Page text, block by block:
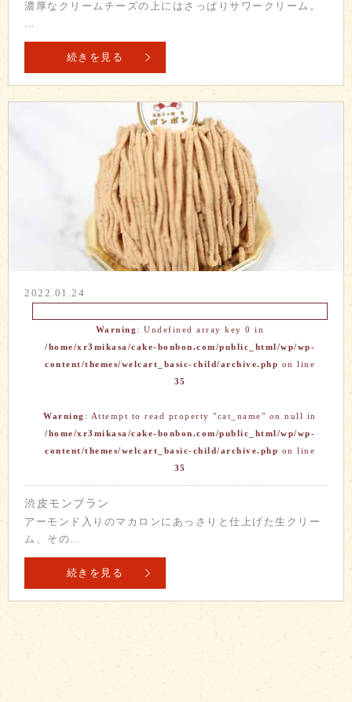
濃厚なクリームチーズの上にはさっぱりサワークリーム。
…
続きを見る
2022.01.24
Warning: Undefined array key 0 in
/home/xr3mikasa/cake-bonbon.com/public_html/wp/wp-
content/themes/welcart_basic-child/archive.php on line
35
Warning : Attempt to read property "cat_name" on null in
/home/xr3mikasa/cake-bonbon.com/public_html/wp/wp-
content/themes/welcart_basic-child/archive.php on line
35
渋皮モンブラン
アーモンド入りのマカロンにあっさりと仕上げた生クリー
ム、その…
続きを見る